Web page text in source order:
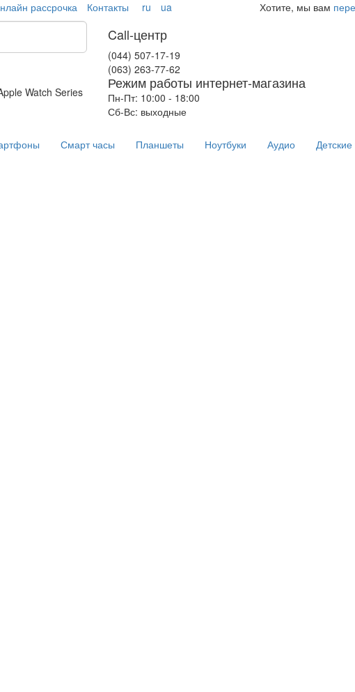
рассрочка Контакты ru ua Хотите, мы вам
Watch Series
Call-центр
(044) 507-17-19
(063) 263-77-62
Режим работы интернет-магазина
Пн-Пт: 10:00 - 18:00
Сб-Вс: выходные
Смарт часы Планшеты Ноутбуки Аудио